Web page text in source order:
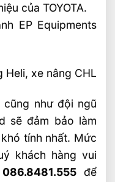
của TOYOTA.
EP Equipments
Heli, xe nâng CHL
cũng như đội ngũ
sẽ đảm bảo làm
tính nhất. Mức
khách hàng vui
086.8481.555để